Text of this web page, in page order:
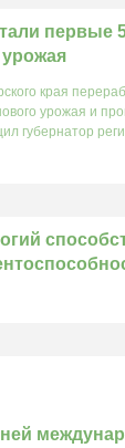
первые
края
урожая и
губернатор